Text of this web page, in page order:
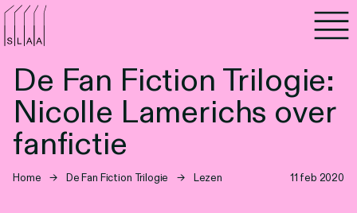
De Fan Fiction Trilogie:
Nicolle Lamerichs over
fanfictie
Home → De Fan Fiction Trilogie → Lezen 11 feb 2020
Agenda
Programma's
Lezen
Luisteren